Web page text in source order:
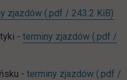
zjazdów (.pdf / 243.2 KiB)
- terminy zjazdów (.pdf /
- terminy zjazdów (.pdf /